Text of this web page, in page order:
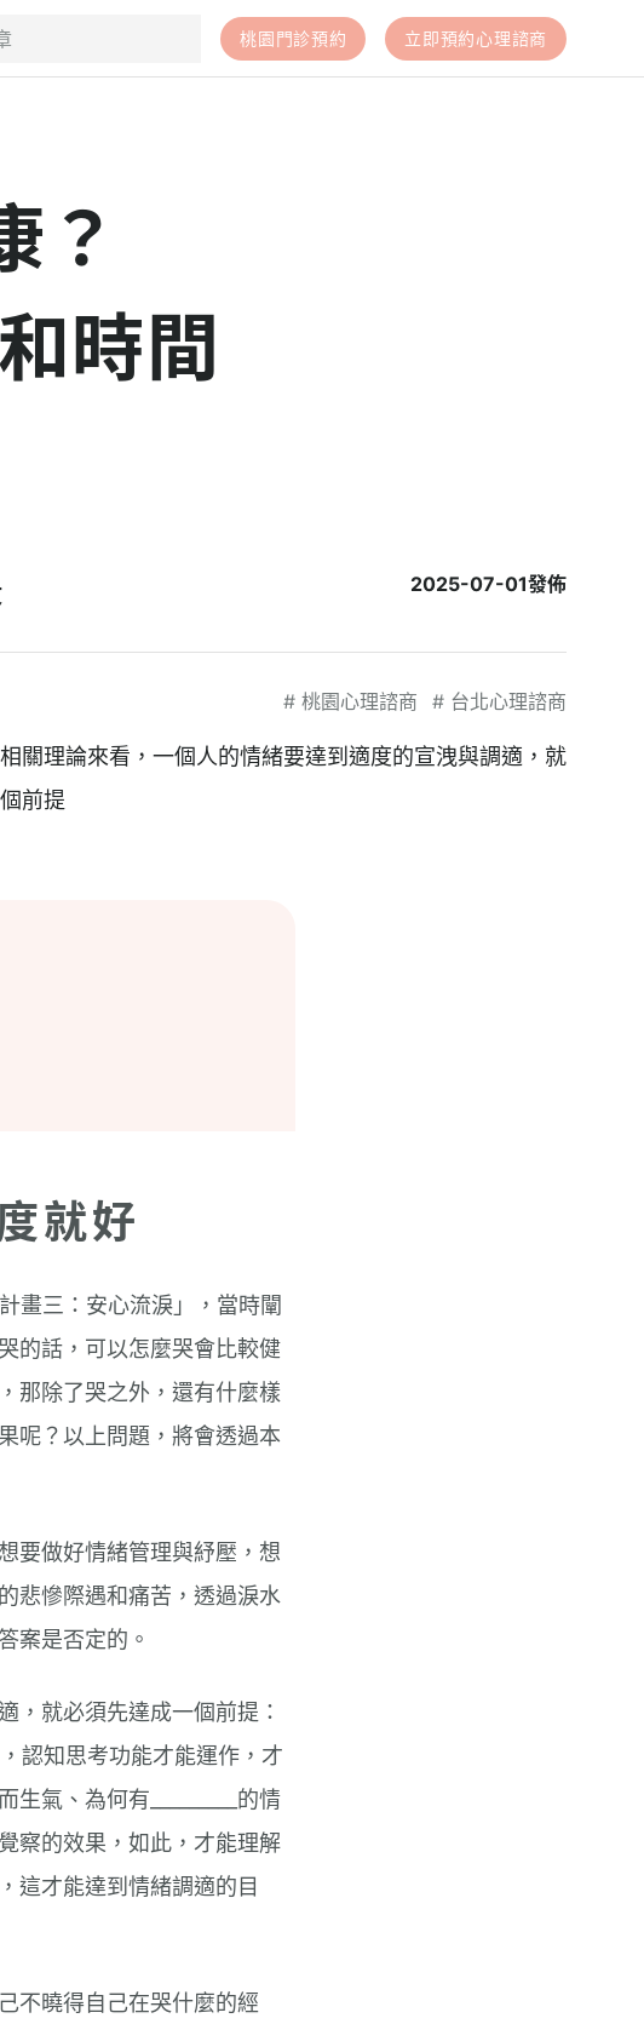
桃園門診預約 立即預約心理諮商
？
時間
2025-07-01發佈
# 桃園心理諮商 # 台北心理諮商
關理論來看，一個人的情緒要達到適度的宣洩與調適，就
前提
就好
畫三：安心流淚」，當時闡
的話，可以怎麼哭會比較健
那除了哭之外，還有什麼樣
呢？以上問題，將會透過本
要做好情緒管理與紓壓，想
悲慘際遇和痛苦，透過淚水
案是否定的。
，就必須先達成一個前提：
認知思考功能才能運作，才
氣、為何有_________的情
察的效果，如此，才能理解
這才能達到情緒調適的目
不曉得自己在哭什麼的經